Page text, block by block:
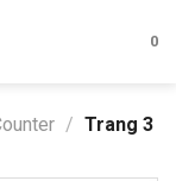
0
/ Trang 3